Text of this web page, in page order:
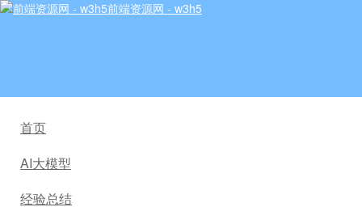
前端资源网 - w3h5
首页
AI大模型
经验总结